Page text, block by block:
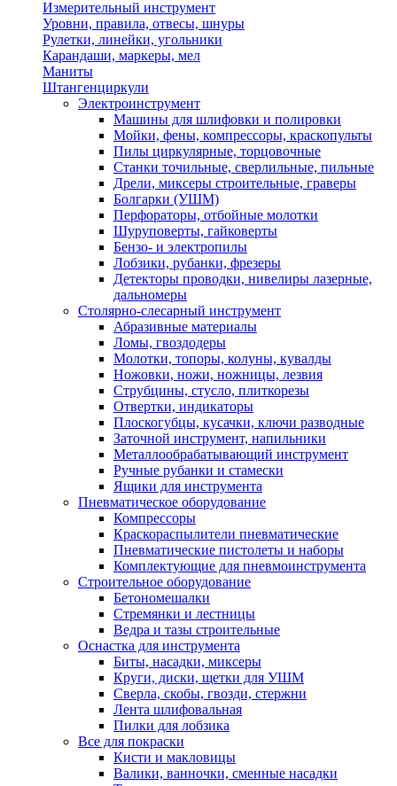
Измерительный инструмент
Уровни, правила, отвесы, шнуры
Рулетки, линейки, угольники
Карандаши, маркеры, мел
Маниты
Штангенциркули
Электроинструмент
Машины для шлифовки и полировки
Мойки, фены, компрессоры, краскопульты
Пилы циркулярные, торцовочные
Станки точильные, сверлильные, пильные
Дрели, миксеры строительные, граверы
Болгарки (УШМ)
Перфораторы, отбойные молотки
Шуруповерты, гайковерты
Бензо- и электропилы
Лобзики, рубанки, фрезеры
Детекторы проводки, нивелиры лазерные,
дальномеры
Столярно-слесарный инструмент
Абразивные материалы
Ломы, гвоздодеры
Молотки, топоры, колуны, кувалды
Ножовки, ножи, ножницы, лезвия
Струбцины, стусло, плиткорезы
Отвертки, индикаторы
Плоскогубцы, кусачки, ключи разводные
Заточной инструмент, напильники
Металлообрабатывающий инструмент
Ручные рубанки и стамески
Ящики для инструмента
Пневматическое оборудование
Компрессоры
Краскораспылители пневматические
Пневматические пистолеты и наборы
Комплектующие для пневмоинструмента
Строительное оборудование
Бетономешалки
Стремянки и лестницы
Ведра и тазы строительные
Оснастка для инструмента
Биты, насадки, миксеры
Круги, диски, щетки для УШМ
Сверла, скобы, гвозди, стержни
Лента шлифовальная
Пилки для лобзика
Все для покраски
Кисти и макловицы
Валики, ванночки, сменные насадки